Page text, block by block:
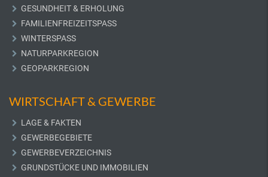
GESUNDHEIT & ERHOLUNG
FAMILIENFREIZEITSPASS
WINTERSPASS
NATURPARKREGION
GEOPARKREGION
WIRTSCHAFT & GEWERBE
LAGE & FAKTEN
GEWERBEGEBIETE
GEWERBEVERZEICHNIS
GRUNDSTÜCKE UND IMMOBILIEN